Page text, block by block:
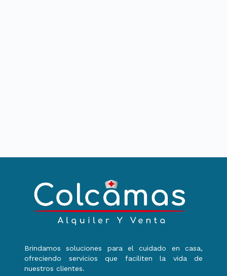
Brindamos soluciones para el cuidado en casa,
ofreciendo servicios que faciliten la vida de
nuestros clientes.